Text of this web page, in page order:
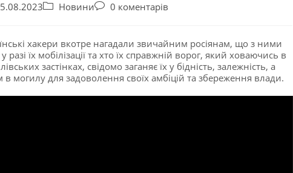
Новини 0 коментарів
хакери вкотре нагадали звичайним росіянам, що з ними
разі їх мобілізації та хто їх справжній ворог, який ховаючись в
застінках, свідомо заганяє їх у бідність, залежність, а
в могилу для задоволення своїх амбіцій та збереження влади.